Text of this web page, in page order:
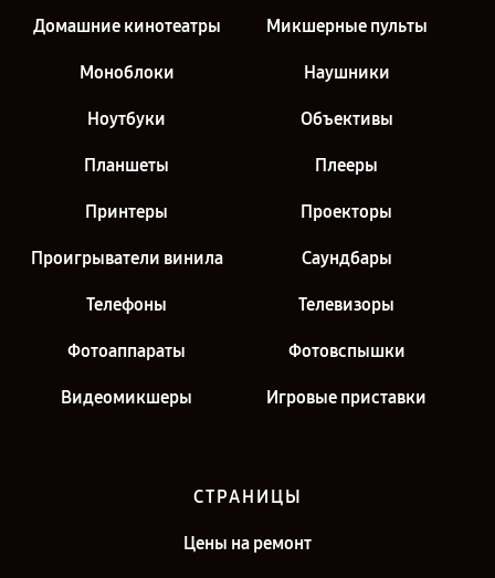
Домашние кинотеатры Микшерные пульты
Моноблоки Наушники
Ноутбуки Объективы
Планшеты Плееры
Принтеры Проекторы
Проигрыватели винила Саундбары
Телефоны Телевизоры
Фотоаппараты Фотовспышки
Видеомикшеры Игровые приставки
СТРАНИЦЫ
Цены на ремонт